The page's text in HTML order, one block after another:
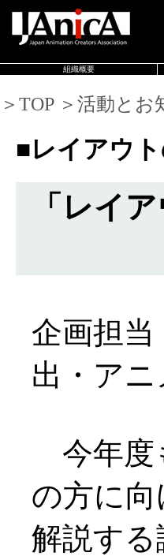
組織概要
＞TOP ＞活動と
■レイアウ
「レイ
企画担当
出・ア
今年度
の方に
解説す